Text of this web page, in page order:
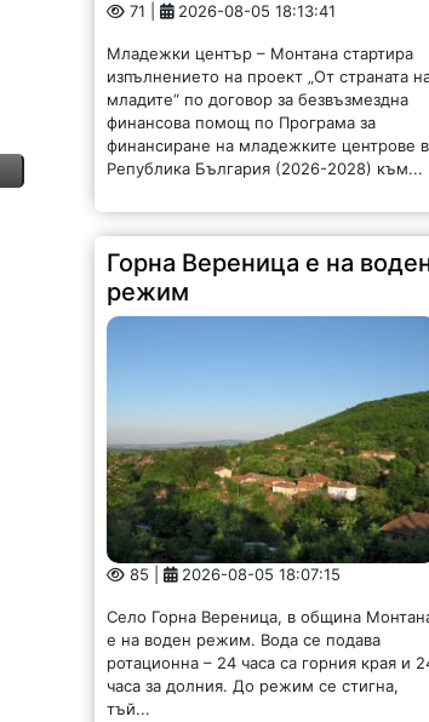
71 | 2026-08-05 18:13:41
Младежки център – Монтана стартира
изпълнението на проект „От страната
младите“ по договор за безвъзмездна
финансова помощ по Програма за
финансиране на младежките центрове в
Република България (2026-2028) към...
Горна Вереница е на
режим
85 | 2026-08-05 18:07:15
Село Горна Вереница, в община
е на воден режим. Вода се подава
ротационна – 24 часа са горния края и
часа за долния. До режим се стигна,
тъй...